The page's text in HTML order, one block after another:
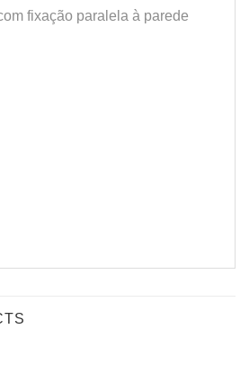
fixação paralela à parede